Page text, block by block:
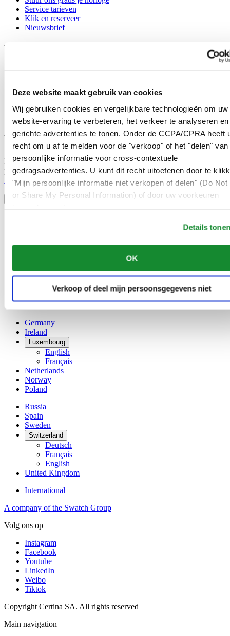
Deze website maakt gebruik van cookies
Wij gebruiken cookies en vergelijkbare technologieën om uw
website-ervaring te verbeteren, het verkeer te analyseren en
gerichte advertenties te tonen. Onder de CCPA/CPRA heeft
recht om u af te melden voor de "verkoop" of het "delen" van
persoonlijke informatie voor cross-contextuele
gedragsadvertenties. U kunt dit recht uitoefenen door te
"Mijn persoonlijke informatie niet verkopen of delen" (Do Not
or Share My Personal Information) of door uw voorkeuren
Details
OK
Verkoop of deel mijn persoonsgegevens niet
Service tarieven
Klik en reserveer
Nieuwsbrief
Legal
Cookie meldingen
Verkoopvoorwaarden
Herroeping van de overeenkomst
Word lid van de CERTINA club
Meld je aan en ontvang exclusieve aanbiedingen en
productrecensies
Schrijf je in!
Selecteer een land/regio
Taalkeuze
Français
简体中文
Denmark
Germany
Ireland
Luxembourg
English
Français
Netherlands
Norway
Poland
Russia
Spain
Sweden
Switzerland
Deutsch
Français
English
United Kingdom
International
A company of the Swatch Group
Volg ons op
Instagram
Facebook
Youtube
LinkedIn
Weibo
Tiktok
Copyright Certina SA. All rights reserved
Main navigation